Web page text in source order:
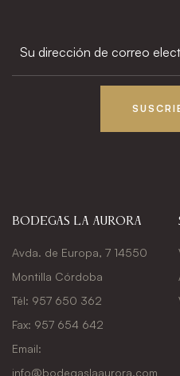
Bodegas La Aurora
Avda. de Europa, 7 14550
Montilla Córdoba
Tél: 957 650 362
Fax: 957 654 642
Email:
info@bodegaslaaurora.com